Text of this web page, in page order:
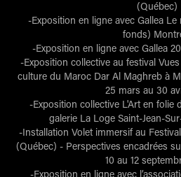
(Québec)
-Exposition en ligne avec Gallea
fonds)
-Exposition en ligne avec Gallea
-Exposition collective au festival
culture du Maroc Dar Al Maghreb à
25 mars au 30
-Exposition collective L'Art en folie
galerie La Loge Saint-Jean-
-Installation Volet immersif au
(Québec) - Perspectives encadrées
10 au 12
-Exposition en ligne avec